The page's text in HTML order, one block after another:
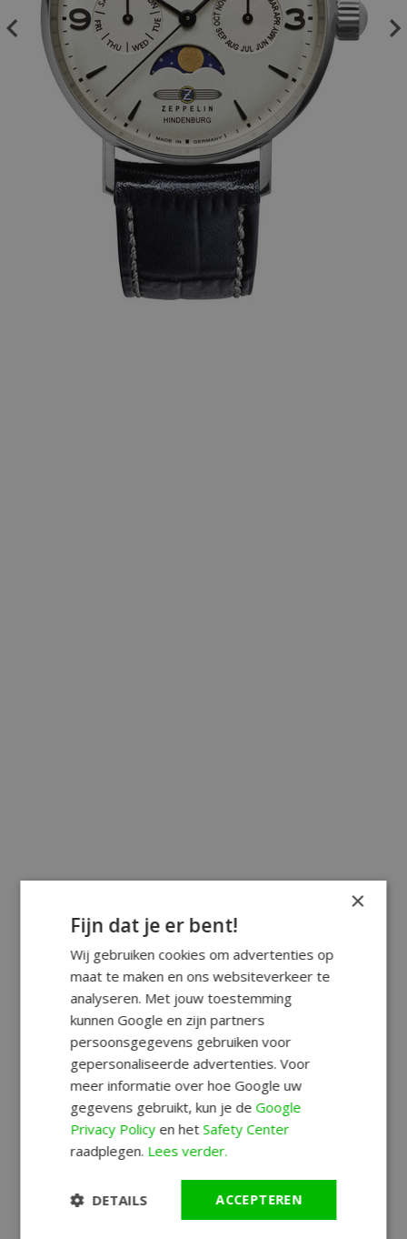
×
Fijn dat je er bent!
Wij gebruiken cookies om advertenties op
maat te maken en ons websiteverkeer te
analyseren. Met jouw toestemming
kunnen Google en zijn partners
persoonsgegevens gebruiken voor
gepersonaliseerde advertenties. Voor
meer informatie over hoe Google uw
gegevens gebruikt, kun je deGoogle
Privacy Policyen hetSafety Center
raadplegen. Lees verder.
ACCEPTEREN
DETAILS